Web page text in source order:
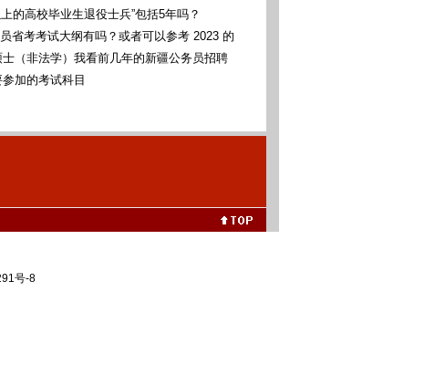
联考统考
的高校毕业生退役士兵”包括5年吗？
省考考试大纲有吗？或者可以参考 2023 的
（非法学）我看前几年的新疆公务员招聘
本科法学类，我可以报考这些专业吗（本
加的考试科目
号-8